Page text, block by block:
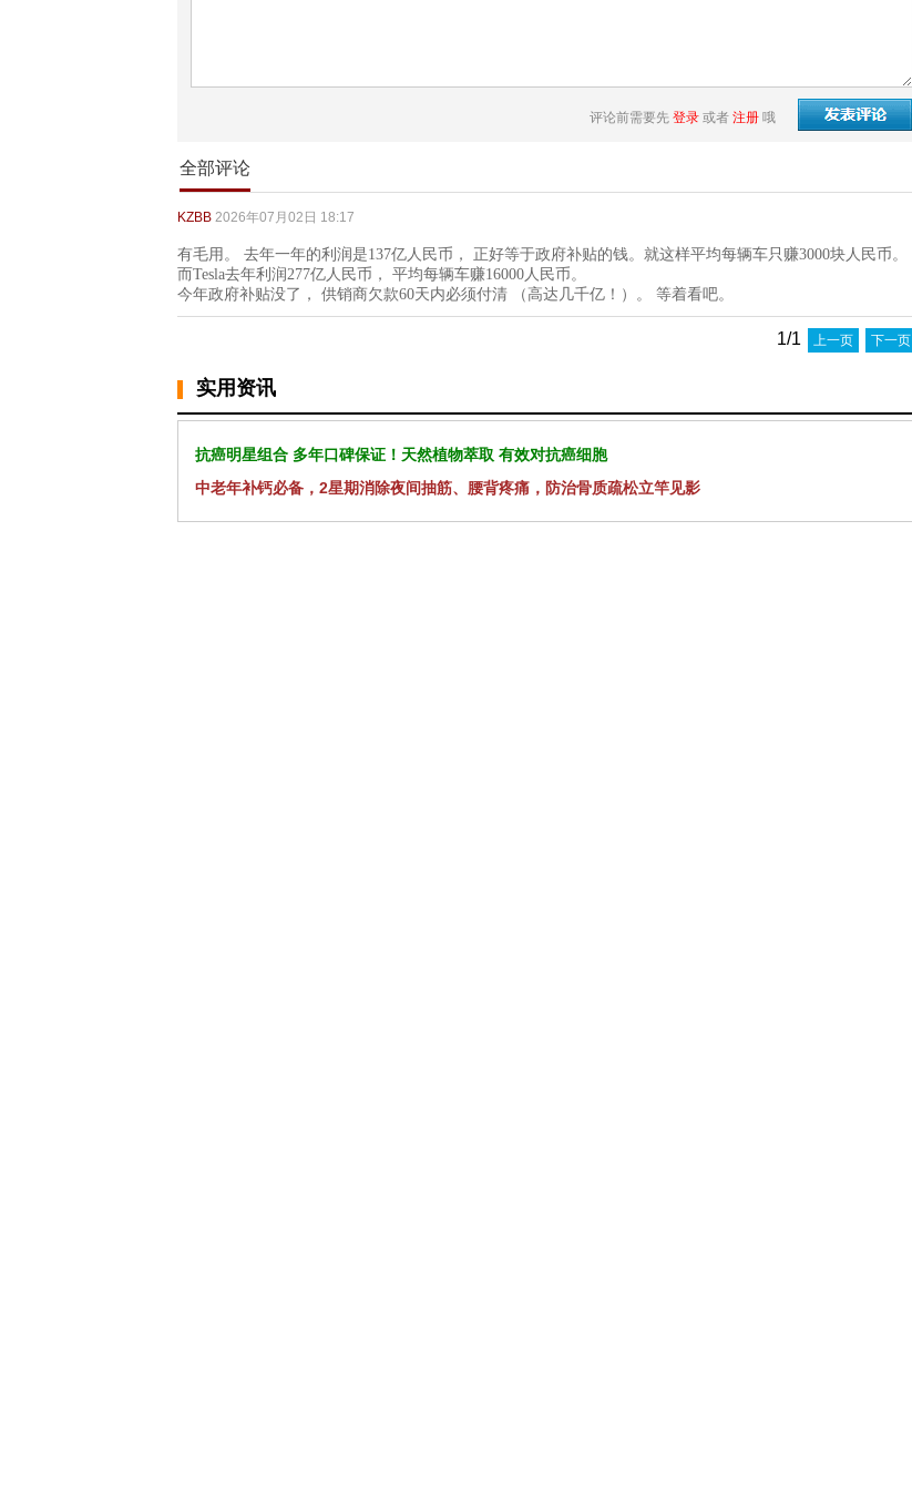
评论前需要先 登录 或者 注册 哦
全部评论
KZBB 2026年07月02日 18:17
有毛用。 去年一年的利润是137亿人民币， 正好等于政府补贴的钱。就这样平均每辆车只赚3000块人民币。
而Tesla去年利润277亿人民币， 平均每辆车赚16000人民币。
今年政府补贴没了， 供销商欠款60天内必须付清 （高达几千亿！）。 等着看吧。
1/1 上一页 下一页
实用资讯
抗癌明星组合 多年口碑保证！天然植物萃取 有效对抗癌细胞
中老年补钙必备，2星期消除夜间抽筋、腰背疼痛，防治骨质疏松立竿见影